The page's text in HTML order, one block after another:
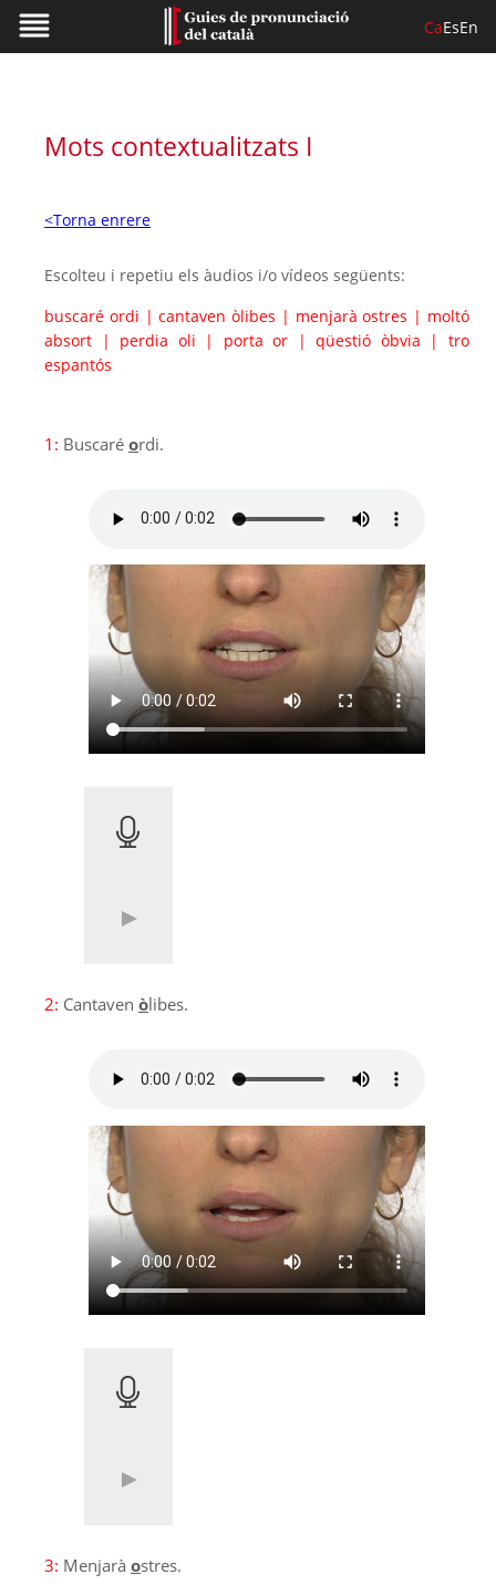
CaEsEn
Mots contextualitzats I
<Torna enrere
Escolteu i repetiu els àudios i/o vídeos següents:
buscaré ordi |cantaven òlibes | menjarà ostres | moltó
absort
| perdia oli | porta or |qüestió òbvia |tro
espantós
1: Buscaré ordi.
2: Cantaven òlibes.
3: Menjarà ostres.